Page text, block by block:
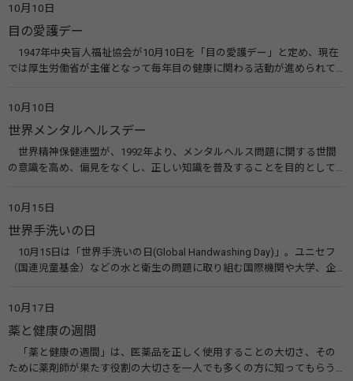
療研究会） 糖尿病ネットワーク
10月10日
目の愛護デー
1947年中央盲人福祉協会が10月10日を「目の愛護デー」と定め、現在
では厚生労働省が主催となって毎年目の健康に関わる活動が進められて
会）
10月10日
世界メンタルヘルスデー
世界精神保健連盟が、1992年より、メンタルヘルス問題に関する世間
の意識を高め、偏見をなくし、正しい知識を普及することを目的として、
す。 関連リンク 世界メンタルヘルスデー（厚生労働省） 働く人のメンタ
ルヘルス・ポータルサイト「こころの耳」（厚生労働省）
10月15日
世界手洗いの日
10月15日は「世界手洗いの日(Global Handwashing Day)」。ユニセフ
（国連児童基金）などの水と衛生の問題に取り組む国際機関や大学、企
10月17日
薬と健康の週間
「薬と健康の週間」は、医薬品を正しく使用することの大切さ、その
ために薬剤師が果たす役割の大切さを一人でも多くの方に知ってもらう